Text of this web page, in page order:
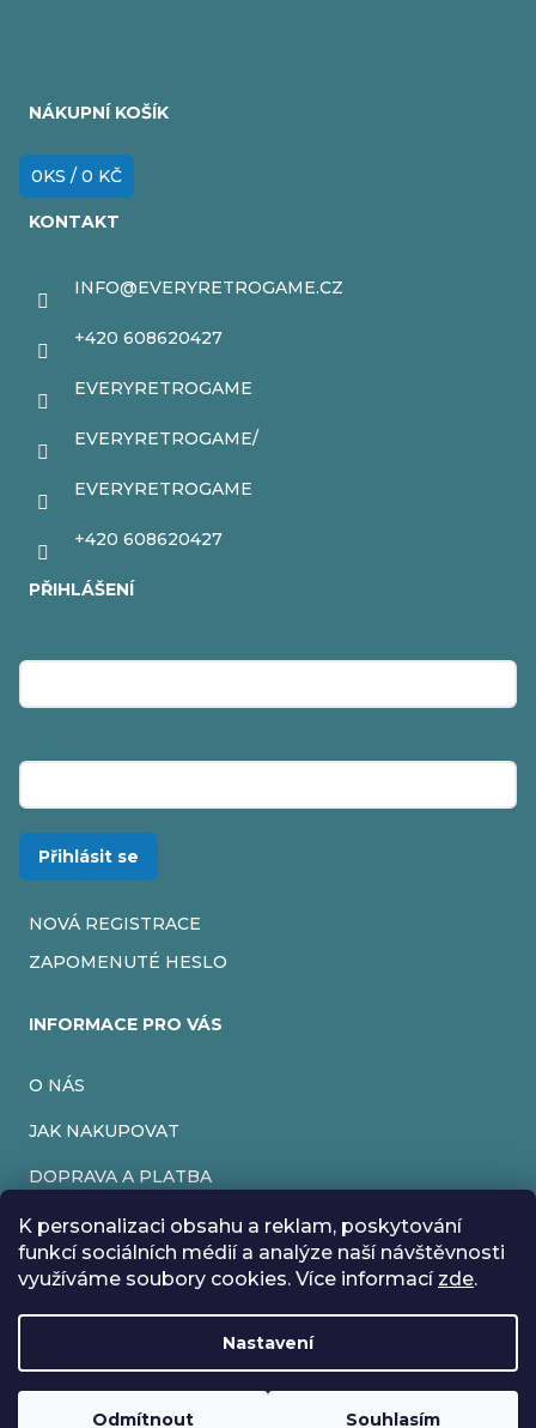
K personalizaci obsahu a reklam, poskytování
funkcí sociálních médií a analýze naší návštěvnosti
využíváme soubory cookies. Více informací zde.
Nastavení
Odmítnout Souhlasím
Rádi bychom vás informovali, že od 17. 7. do 24. 7. včetně
máme z důvodu dovolené zavřeno. Všechny objednávky
budou vyřízeny co nejdříve od 27. 7. :) Přejeme vám krásné
NÁKUPNÍ KOŠÍK
0KS / 0 KČ
KONTAKT
INFO@EVERYRETROGAME.CZ
+420 608620427
EVERYRETROGAME
EVERYRETROGAME/
EVERYRETROGAME
+420 608620427
PŘIHLÁŠENÍ
Přihlásit se
NOVÁ REGISTRACE
ZAPOMENUTÉ HESLO
INFORMACE PRO VÁS
O NÁS
JAK NAKUPOVAT
DOPRAVA A PLATBA
OBCHODNÍ PODMÍNKY
PODMÍNKY OCHRANY OSOBNÍCH ÚDAJŮ
VRÁCENÍ ZBOŽÍ
Loading